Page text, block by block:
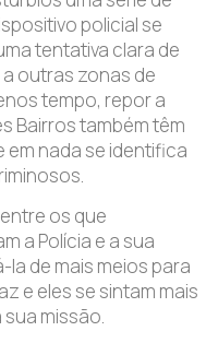
policial se
tentativa clara de
outras zonas de
tempo, repor a
Bairros também têm
em nada se identifica
os que
a Polícia e a sua
de mais meios para
e eles se sintam mais
missão.